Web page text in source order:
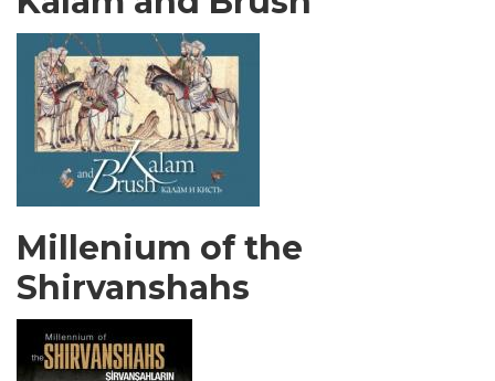
Millenium of the
Shirvanshahs